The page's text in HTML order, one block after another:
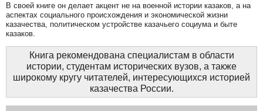
В своей книге он делает акцент не на военной истории казаков, а на
аспектах социального происхождения и экономической жизни
казачества, политическом устройстве казачьего социума и быте
казаков.
Книга рекомендована специалистам в области
истории, студентам исторических вузов, а также
широкому кругу читателей, интересующихся историей
казачества России.